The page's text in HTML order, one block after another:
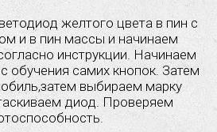
желтого цвета в пин с
и в пин массы и начинаем
инструкции. Начинаем
обучения самих кнопок. Затем
выбираем марку
диод. Проверяем